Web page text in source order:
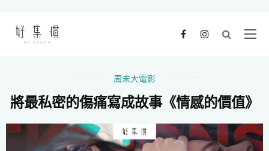
周末大電影
將最私密的傷痛寫成故事《情感的價值》